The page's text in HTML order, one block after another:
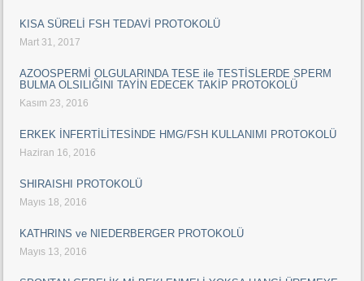
KISA SÜRELİ FSH TEDAVİ PROTOKOLÜ
Mart 31, 2017
AZOOSPERMİ OLGULARINDA TESE ile TESTİSLERDE SPERM
BULMA OLSILIĞINI TAYİN EDECEK TAKİP PROTOKOLÜ
Kasım 23, 2016
ERKEK İNFERTİLİTESİNDE HMG/FSH KULLANIMI PROTOKOLÜ
Haziran 16, 2016
SHIRAISHI PROTOKOLÜ
Mayıs 18, 2016
KATHRINS ve NIEDERBERGER PROTOKOLÜ
Mayıs 13, 2016